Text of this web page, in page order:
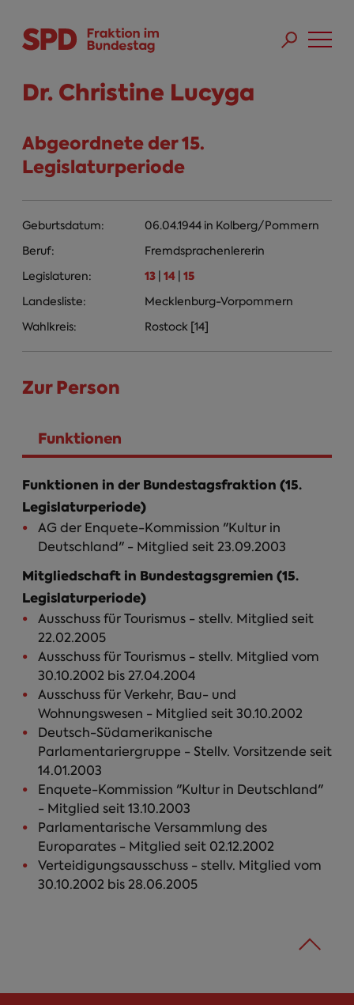
Dr. Christine Lucyga
Abgeordnete der 15.
Legislaturperiode
Geburtsdatum: 06.04.1944 in Kolberg/Pommern
Beruf:
Fremdsprachenlererin
Legislaturen:
13 14 15
Landesliste:
Mecklenburg-Vorpommern
Wahlkreis:
Rostock [14]
Zur Person
Funktionen
Funktionen in der Bundestagsfraktion (15.
Legislaturperiode)
AG der Enquete-Kommission "Kultur in
Deutschland" - Mitglied seit 23.09.2003
Mitgliedschaft in Bundestagsgremien (15.
Legislaturperiode)
Ausschuss für Tourismus - stellv. Mitglied seit
22.02.2005
Ausschuss für Tourismus - stellv. Mitglied vom
30.10.2002 bis 27.04.2004
Ausschuss für Verkehr, Bau- und
Wohnungswesen - Mitglied seit 30.10.2002
Deutsch-Südamerikanische
Parlamentariergruppe - Stellv. Vorsitzende seit
14.01.2003
Enquete-Kommission "Kultur in Deutschland"
- Mitglied seit 13.10.2003
Parlamentarische Versammlung des
Europarates - Mitglied seit 02.12.2002
Verteidigungsausschuss - stellv. Mitglied vom
30.10.2002 bis 28.06.2005